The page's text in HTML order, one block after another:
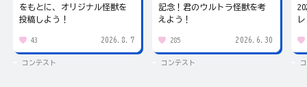
をもとに、オリジナル怪獣を
投稿しよう！
43 2026.8.7
コンテスト
記念！君のウルトラ怪獣を考
えよう！
285 2026.6.30
コンテスト